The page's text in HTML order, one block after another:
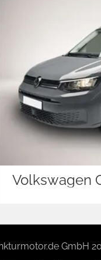
Caddy
GmbH